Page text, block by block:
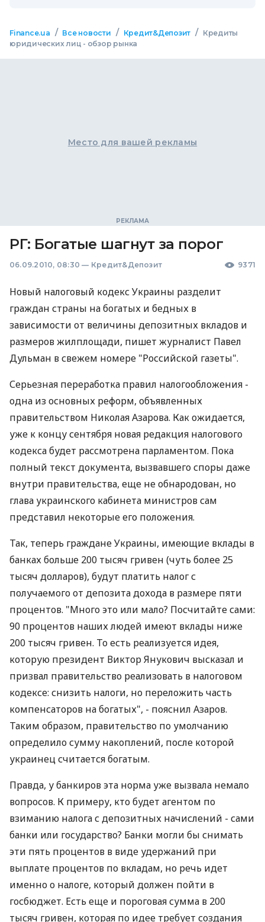
Finance.ua / Все новости / Кредит&Депозит /
Кредиты
юридических лиц - обзор рынка
Место для вашей рекламы
РГ: Богатые шагнут за порог
06.09.2010, 08:30 — Кредит&Депозит 9371
Новый налоговый кодекс Украины разделит
граждан страны на богатых и бедных в
зависимости от величины депозитных вкладов и
размеров жилплощади, пишет журналист Павел
Дульман в свежем номере "Российской газеты".
Серьезная переработка правил налогообложения -
одна из основных реформ, объявленных
правительством Николая Азарова. Как ожидается,
уже к концу сентября новая редакция налогового
кодекса будет рассмотрена парламентом. Пока
полный текст документа, вызвавшего споры даже
внутри правительства, еще не обнародован, но
глава украинского кабинета министров сам
представил некоторые его положения.
Так, теперь граждане Украины, имеющие вклады в
банках больше 200 тысяч гривен (чуть более 25
тысяч долларов), будут платить налог с
получаемого от депозита дохода в размере пяти
процентов. "Много это или мало? Посчитайте сами:
90 процентов наших людей имеют вклады ниже
200 тысяч гривен. То есть реализуется идея,
которую президент Виктор Янукович высказал и
призвал правительство реализовать в налоговом
кодексе: снизить налоги, но переложить часть
компенсаторов на богатых", - пояснил Азаров.
Таким образом, правительство по умолчанию
определило сумму накоплений, после которой
украинец считается богатым.
Правда, у банкиров эта норма уже вызвала немало
вопросов. К примеру, кто будет агентом по
взиманию налога с депозитных начислений - сами
банки или государство? Банки могли бы снимать
эти пять процентов в виде удержаний при
выплате процентов по вкладам, но речь идет
именно о налоге, который должен пойти в
госбюджет. Есть еще и пороговая сумма в 200
тысяч гривен, которая по идее требует создания